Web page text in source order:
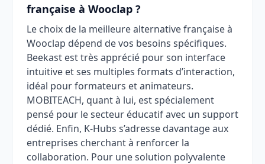
française à Wooclap ?
Le choix de la meilleure alternative française à
Wooclap dépend de vos besoins spécifiques.
Beekast est très apprécié pour son interface
intuitive et ses multiples formats d’interaction,
idéal pour formateurs et animateurs.
MOBITEACH, quant à lui, est spécialement
pensé pour le secteur éducatif avec un support
dédié. Enfin, K-Hubs s’adresse davantage aux
entreprises cherchant à renforcer la
collaboration. Pour une solution polyvalente